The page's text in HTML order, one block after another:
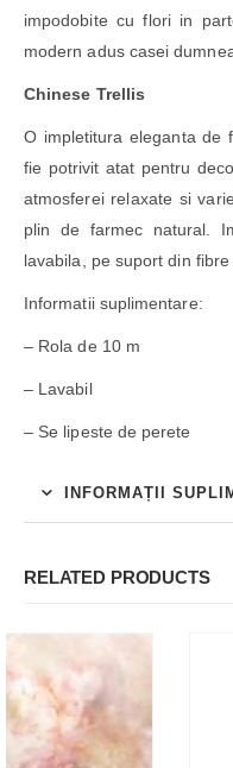
impodobite cu flori in
modern adus casei
Chinese Trellis
O impletitura eleganta de
fie potrivit atat pentru
atmosferei relaxate si
plin de farmec natural.
lavabila, pe suport din fibre
Informatii suplimentare:
– Rola de 10 m
– Lavabil
– Se lipeste de perete
INFORMAȚII
RELATED PRODUCTS